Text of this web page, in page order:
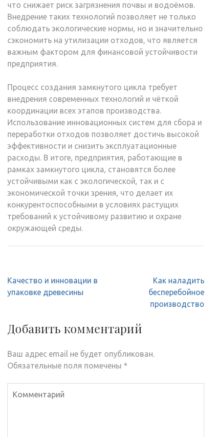
что снижает риск загрязнения почвы и водоёмов.
Внедрение таких технологий позволяет не только
соблюдать экологические нормы, но и значительно
сэкономить на утилизации отходов, что является
важным фактором для финансовой устойчивости
предприятия.
Процесс создания замкнутого цикла требует
внедрения современных технологий и чёткой
координации всех этапов производства.
Использование инновационных систем для сбора и
переработки отходов позволяет достичь высокой
эффективности и снизить эксплуатационные
расходы. В итоге, предприятия, работающие в
рамках замкнутого цикла, становятся более
устойчивыми как с экологической, так и с
экономической точки зрения, что делает их
конкурентоспособными в условиях растущих
требований к устойчивому развитию и охране
окружающей среды.
Навигация
по
Качество и инновации в
упаковке древесины
Как наладить
бесперебойное
производство
Добавить комментарий
Ваш адрес email не будет опубликован.
Обязательные поля помечены *